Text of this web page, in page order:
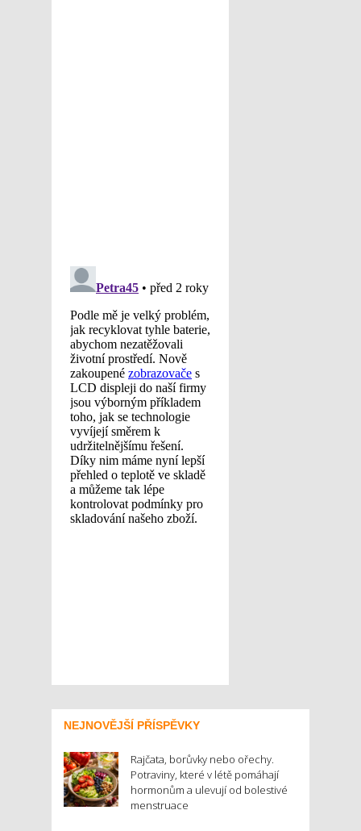
NEJNOVĚJŠÍ PŘÍSPĚVKY
Rajčata, borůvky nebo ořechy.
Potraviny, které v létě pomáhají
hormonům a ulevují od bolestivé
menstruace